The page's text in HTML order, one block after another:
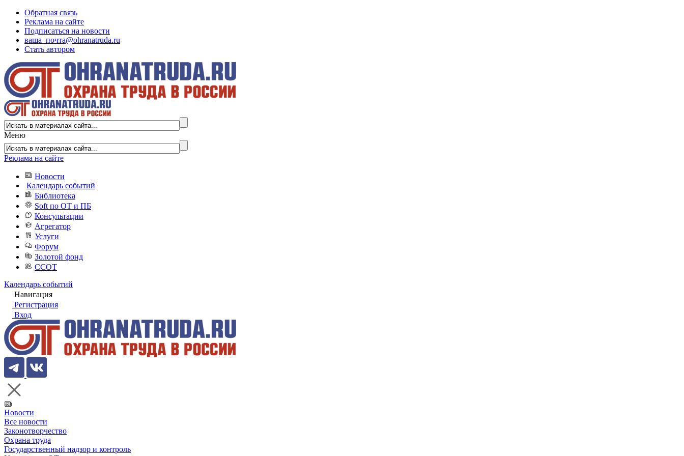
Обратная связь
Реклама на сайте
Подписаться на новости
ваша_почта@ohranatruda.ru
Стать автором
Меню
Реклама на сайте
Новости
Календарь событий
Библиотека
Soft по ОТ и ПБ
Консультации
Агрегатор
Услуги
Форум
Золотой фонд
ССОТ
Календарь событий
Навигация
Регистрация
Вход
Новости
Все новости
Законотворчество
Охрана труда
Государственный надзор и контроль